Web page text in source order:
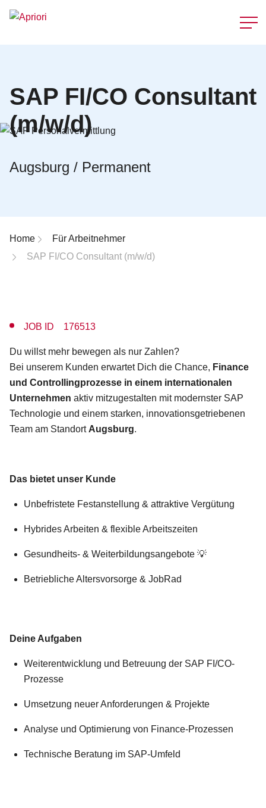
SAP FI/CO Consultant
(m/w/d)
Augsburg / Permanent
Breadcrumb-Navigation
Home
Für Arbeitnehmer
SAP FI/CO Consultant (m/w/d)
JOB ID 176513
Du willst mehr bewegen als nur Zahlen?
Bei unserem Kunden erwartet Dich die Chance, Finance
und Controllingprozesse in einem internationalen
Unternehmen aktiv mitzugestalten mit modernster SAP
Technologie und einem starken, innovationsgetriebenen
Team am Standort Augsburg.
Das bietet unser Kunde
Unbefristete Festanstellung & attraktive Vergütung
Hybrides Arbeiten & flexible Arbeitszeiten
Gesundheits- & Weiterbildungsangebote 💡
Betriebliche Altersvorsorge & JobRad
Deine Aufgaben
Weiterentwicklung und Betreuung der SAP FI/CO-
Prozesse
Umsetzung neuer Anforderungen & Projekte
Analyse und Optimierung von Finance-Prozessen
Technische Beratung im SAP-Umfeld